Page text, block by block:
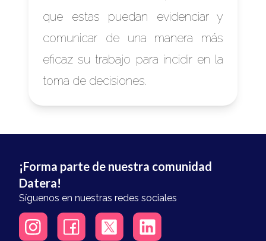
que estas puedan evidenciar y
comunicar de una manera más
eficaz su trabajo para incidir en la
toma de decisiones.
¡Forma parte de nuestra comunidad
Datera!
Síguenos en nuestras redes sociales